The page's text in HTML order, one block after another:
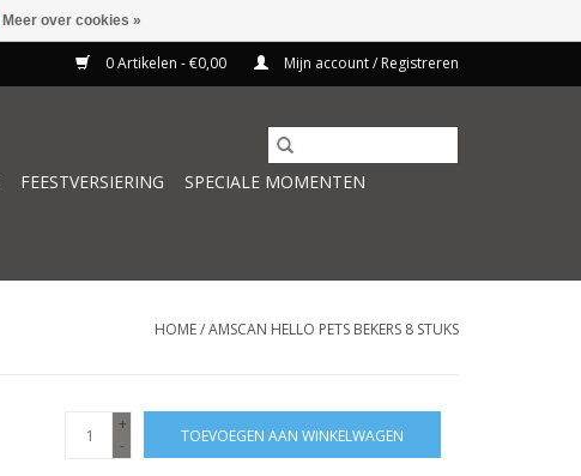
0 Artikelen - €0,00 Mijn account / Registreren
FEESTVERSIERING
SPECIALE MOMENTEN
HOME/AMSCAN HELLO PETS BEKERS 8 STUKS
+
-
TOEVOEGEN AAN WINKELWAGEN
Meer over cookies »